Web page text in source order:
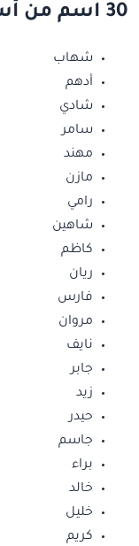
30 اسم من أسماء شبابية عزيزة للأولاد :
شهاب
أدهم
شادي
سامر
مهند
مازن
رامي
شاهين
كاظم
ريان
فارس
مروان
نايف
جابر
زيد
حيدر
جاسم
براء
خالد
خليل
كريم